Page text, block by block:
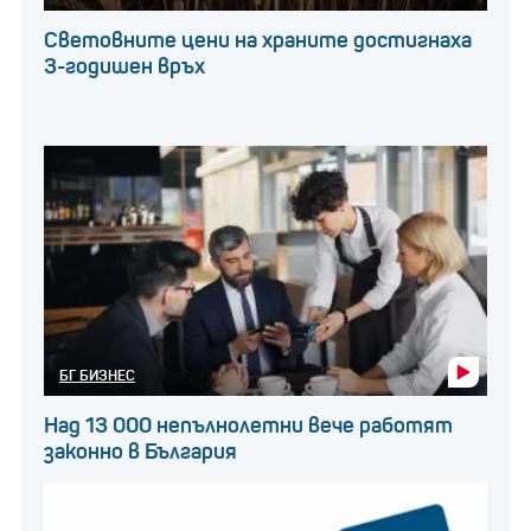
За същите позиции
Секретар – 2200 лева;
Член – 2000 лева.
Световните цени на храните достигнаха
3-годишен връх
БГ БИЗНЕС
Над 13 000 непълнолетни вече работят
законно в България